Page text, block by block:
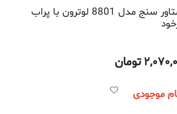
گشتاور سنج مدل 8801 لوترون با پراب
تومان
موجودی